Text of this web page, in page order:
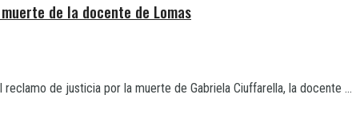
de la docente de Lomas
de justicia por la muerte de Gabriela Ciuffarella, la docente ...